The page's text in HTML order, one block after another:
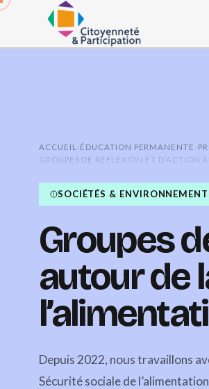
ACCUEIL › ÉDUCATION PERMANENTE ›
GROUPES DE RÉFLEXION ET D’ACTION
SOCIÉTÉS & ENVIRONNEMENT
Groupes
autour de
Depuis 2022, nous travaillons
Sécurité sociale de